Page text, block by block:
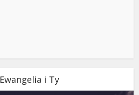
Ewangelia i Ty